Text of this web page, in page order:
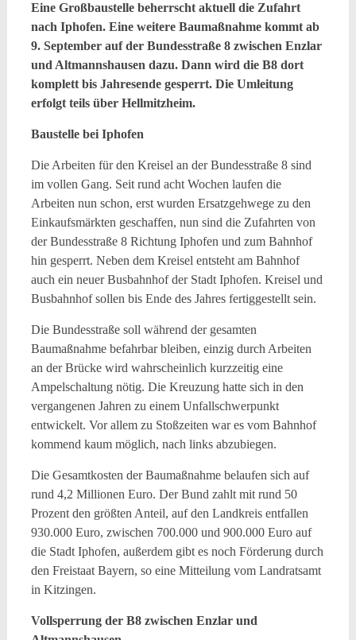
Eine Großbaustelle beherrscht aktuell die Zufahrt
nach Iphofen. Eine weitere Baumaßnahme kommt ab
9. September auf der Bundesstraße 8 zwischen Enzlar
und Altmannshausen dazu. Dann wird die B8 dort
komplett bis Jahresende gesperrt. Die Umleitung
erfolgt teils über Hellmitzheim.
Baustelle bei Iphofen
Die Arbeiten für den Kreisel an der Bundesstraße 8 sind
im vollen Gang. Seit rund acht Wochen laufen die
Arbeiten nun schon, erst wurden Ersatzgehwege zu den
Einkaufsmärkten geschaffen, nun sind die Zufahrten von
der Bundesstraße 8 Richtung Iphofen und zum Bahnhof
hin gesperrt. Neben dem Kreisel entsteht am Bahnhof
auch ein neuer Busbahnhof der Stadt Iphofen. Kreisel und
Busbahnhof sollen bis Ende des Jahres fertiggestellt sein.
Die Bundesstraße soll während der gesamten
Baumaßnahme befahrbar bleiben, einzig durch Arbeiten
an der Brücke wird wahrscheinlich kurzzeitig eine
Ampelschaltung nötig. Die Kreuzung hatte sich in den
vergangenen Jahren zu einem Unfallschwerpunkt
entwickelt. Vor allem zu Stoßzeiten war es vom Bahnhof
kommend kaum möglich, nach links abzubiegen.
Die Gesamtkosten der Baumaßnahme belaufen sich auf
rund 4,2 Millionen Euro. Der Bund zahlt mit rund 50
Prozent den größten Anteil, auf den Landkreis entfallen
930.000 Euro, zwischen 700.000 und 900.000 Euro auf
die Stadt Iphofen, außerdem gibt es noch Förderung durch
den Freistaat Bayern, so eine Mitteilung vom Landratsamt
in Kitzingen.
Vollsperrung der B8 zwischen Enzlar und